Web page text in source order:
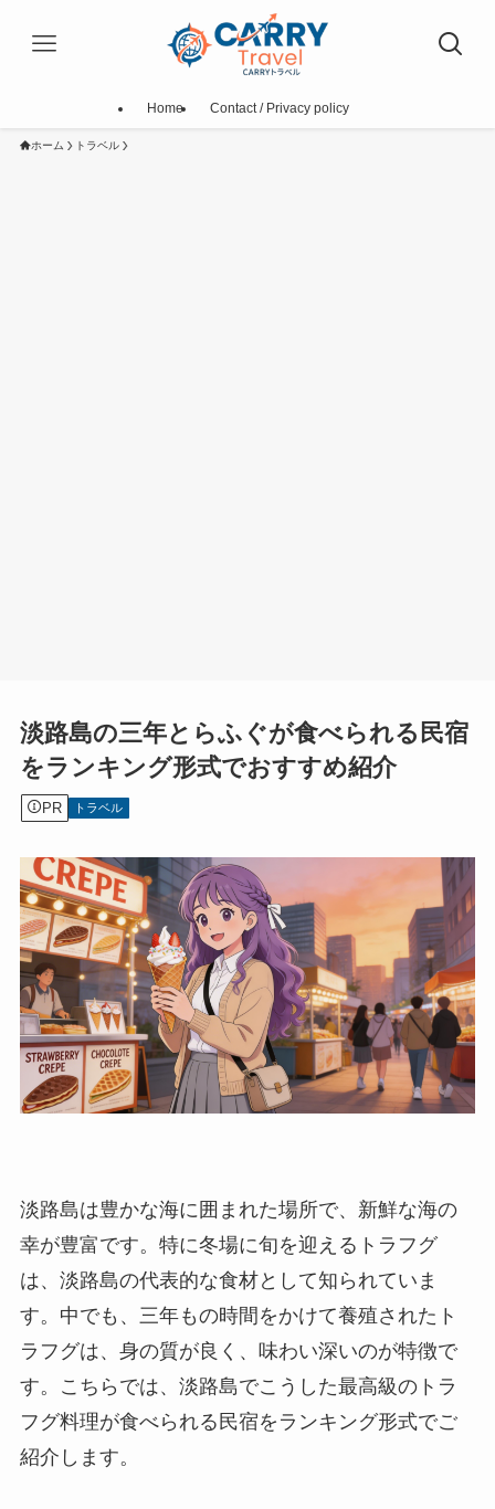
Home Contact / Privacy policy
ホーム トラベル
淡路島の三年とらふぐが食べられる民宿
をランキング形式でおすすめ紹介
PR トラベル
淡路島は豊かな海に囲まれた場所で、新鮮な海の
幸が豊富です。特に冬場に旬を迎えるトラフグ
は、淡路島の代表的な食材として知られていま
す。中でも、三年もの時間をかけて養殖されたト
ラフグは、身の質が良く、味わい深いのが特徴で
す。こちらでは、淡路島でこうした最高級のトラ
フグ料理が食べられる民宿をランキング形式でご
紹介します。